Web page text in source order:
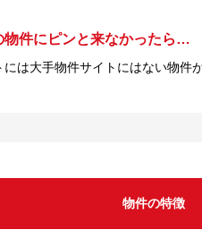
物件にピンと来なかったら…
には大手物件サイトにはない物件
物件の特徴